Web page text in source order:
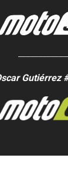
Gutiérrez